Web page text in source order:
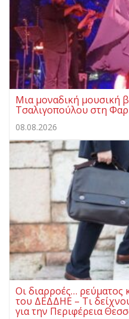
Μια μοναδική μουσική
Τσαλιγοπούλου στη
08.08.2026
Οι διαρροές… ρεύματος
του ΔΕΔΔΗΕ – Τι
για την Περιφέρεια